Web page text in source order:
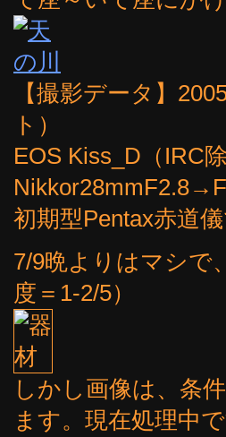
【撮影データ】
ト）
EOS Kiss_D（IRC
初期型Pentax赤道
7/9晩よりはマシで
度＝1-2/5）
しかし画像は、条
ます。現在処理中で